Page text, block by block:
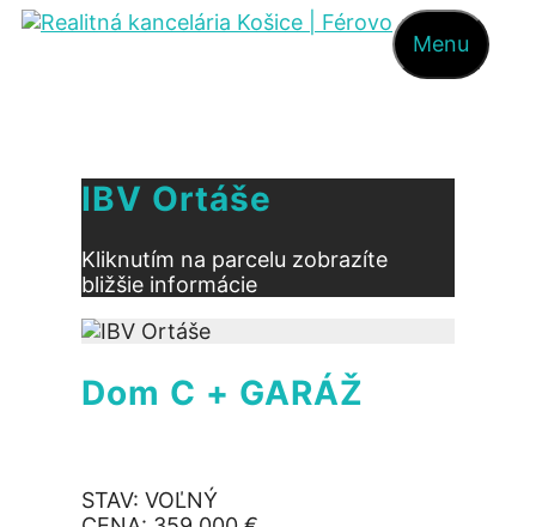
Preskočiť
Menu
IBV Ortáše
Kliknutím na parcelu zobrazíte
bližšie informácie
Dom C + GARÁŽ
STAV: VOĽNÝ